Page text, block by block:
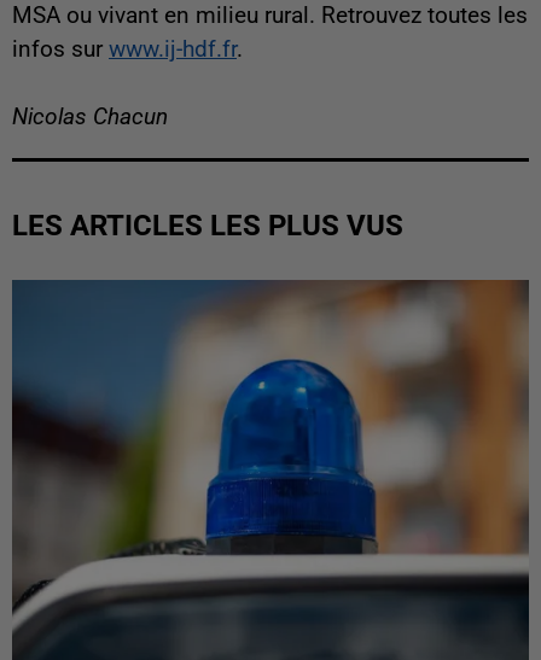
MSA ou vivant en milieu rural. Retrouvez toutes les
infos sur www.ij-hdf.fr.
Nicolas Chacun
LES ARTICLES LES PLUS VUS